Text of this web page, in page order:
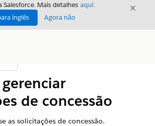
Mais detalhes aqui.
inglês
Agora não
Fechar
gerenciar
de concessão
as solicitações de concessão.